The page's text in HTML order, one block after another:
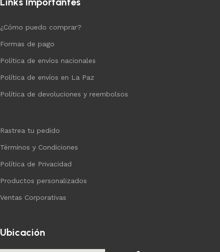
¿Cómo puedo comprar?
Formas de pago
Política de envíos nacionales
Política de envíos en La Paz
Política de devoluciones y reembolsos
Rastrea tu pedido
Términos y Condiciones
Política de Privacidad
Productos personalizados
Ventas Corporativas
Ubicación